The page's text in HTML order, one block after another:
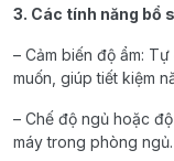
3. Các tính năng bổ
– Cảm biến độ ẩm:
muốn, giúp tiết kiệm
– Chế độ ngủ hoặc
máy trong phòng ngủ.